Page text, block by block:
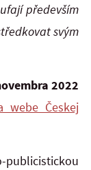
především
svým
2022
webe Českej
publicistickou